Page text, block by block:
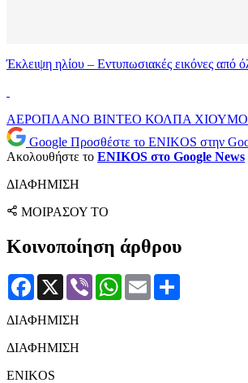
Έκλειψη ηλίου – Εντυπωσιακές εικόνες από
ΑΕΡΟΠΛΑΝΟ ΒΙΝΤΕΟ ΚΟΛΠΑ
Google Προσθέστε το ENIKOS στην
Ακολουθήστε το ENIKOS στο Google News
ΔΙΑΦΗΜΙΣΗ
ΜΟΙΡΑΣΟΥ ΤΟ
Κοινοποίηση άρθρου
Facebook
X Viber WhatsApp
Email
ΔΙΑΦΗΜΙΣΗ
ΔΙΑΦΗΜΙΣΗ
ENIKOS